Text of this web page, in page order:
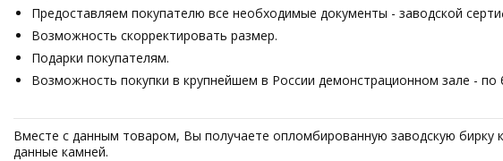
Предоставляем покупателю все необходимые документы - заводской
Возможность скорректировать размер.
Подарки покупателям.
Возможность покупки в крупнейшем в России демонстрационном зале - по
Вместе с данным товаром, Вы получаете опломбированную заводскую
данные камней.